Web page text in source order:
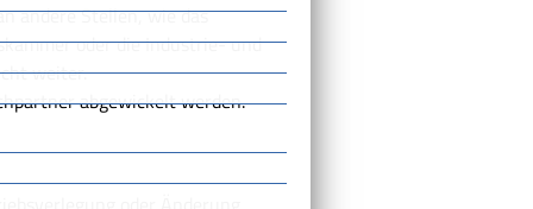
andere Stellen, wie das
oder die Industrie- und
weiter.
abgewickelt werden.